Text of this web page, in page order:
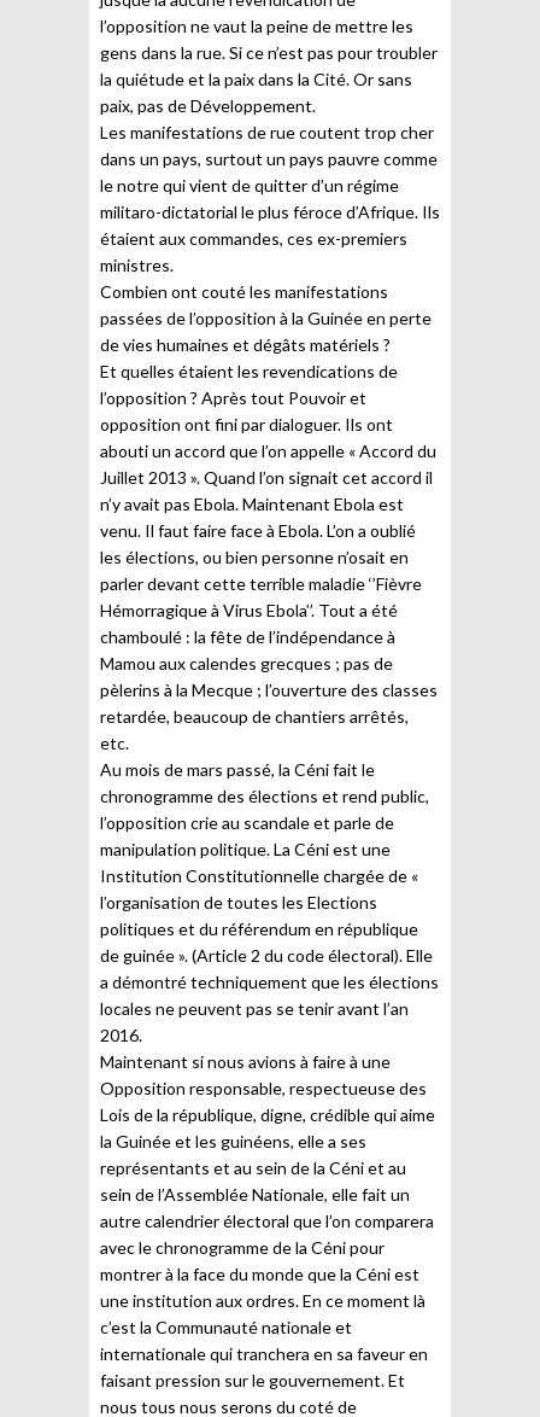
l’opposition ne vaut la peine de mettre les
gens dans la rue. Si ce n’est pas pour troubler
la quiétude et la paix dans la Cité. Or sans
paix, pas de Développement.
Les manifestations de rue coutent trop cher
dans un pays, surtout un pays pauvre comme
le notre qui vient de quitter d’un régime
militaro-dictatorial le plus féroce d’Afrique. Ils
étaient aux commandes, ces ex-premiers
ministres.
Combien ont couté les manifestations
passées de l’opposition à la Guinée en perte
de vies humaines et dégâts matériels ?
Et quelles étaient les revendications de
l’opposition ? Après tout Pouvoir et
opposition ont fini par dialoguer. Ils ont
abouti un accord que l’on appelle « Accord du
Juillet 2013 ». Quand l’on signait cet accord il
n’y avait pas Ebola. Maintenant Ebola est
venu. Il faut faire face à Ebola. L’on a oublié
les élections, ou bien personne n’osait en
parler devant cette terrible maladie ‘’Fièvre
Hémorragique à Virus Ebola’’. Tout a été
chamboulé : la fête de l’indépendance à
Mamou aux calendes grecques ; pas de
pèlerins à la Mecque ; l’ouverture des classes
retardée, beaucoup de chantiers arrêtés,
etc.
Au mois de mars passé, la Céni fait le
chronogramme des élections et rend public,
l’opposition crie au scandale et parle de
manipulation politique. La Céni est une
Institution Constitutionnelle chargée de «
l’organisation de toutes les Elections
politiques et du référendum en république
de guinée ». (Article 2 du code électoral). Elle
a démontré techniquement que les élections
locales ne peuvent pas se tenir avant l’an
2016.
Maintenant si nous avions à faire à une
Opposition responsable, respectueuse des
Lois de la république, digne, crédible qui aime
la Guinée et les guinéens, elle a ses
représentants et au sein de la Céni et au
sein de l’Assemblée Nationale, elle fait un
autre calendrier électoral que l’on comparera
avec le chronogramme de la Céni pour
montrer à la face du monde que la Céni est
une institution aux ordres. En ce moment là
c’est la Communauté nationale et
internationale qui tranchera en sa faveur en
faisant pression sur le gouvernement. Et
nous tous nous serons du coté de